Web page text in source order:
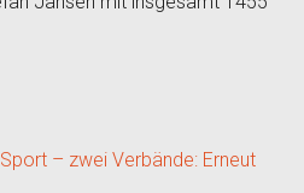
Sport – zwei Verbände: Erneut